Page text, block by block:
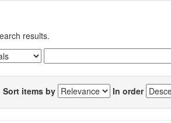
results.
Sort items by In order